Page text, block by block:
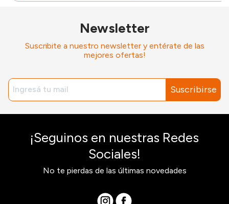
Newsletter
Suscribite a nuestro newsletter y entérate de las
mejores ofertas!
Suscribirse
¡Seguinos en nuestras Redes
Sociales!
No te pierdas de las últimas novedades